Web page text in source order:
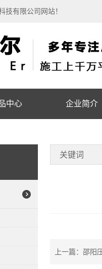
技有限公司网站！
中心 企业简介
关键词
上一篇： 邵阳